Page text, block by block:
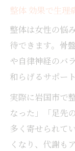
整体 効果で生理
整体は女性の悩
待できます。骨
や自律神経のバ
和らげるサポー
実際に岩国市で
なった」「足先
多く寄せられて
くなり、代謝も